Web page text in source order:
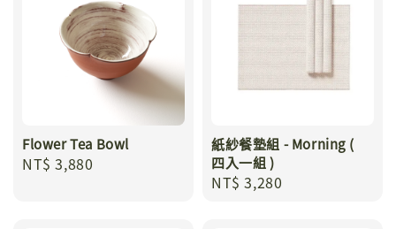
Flower Tea Bowl
Regular
NT$ 3,880
紙紗餐墊組 - Morning (
四入一組 )
Regular
NT$ 3,280